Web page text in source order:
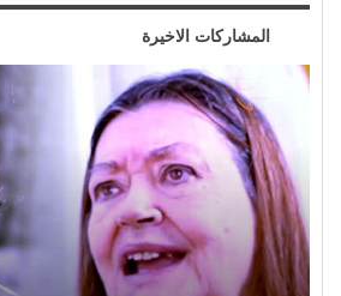
المشاركات الاخيرة